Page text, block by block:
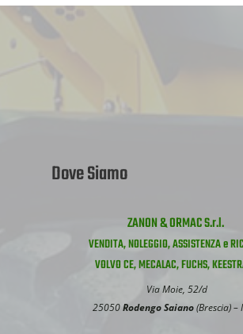
Dove Siamo
ZANON & ORMAC S.r.l.
VENDITA, NOLEGGIO, ASSISTENZA e
VOLVO CE, MECALAC, FUCHS,
Via Moie, 52/d
25050Rodengo Saiano(Brescia) –